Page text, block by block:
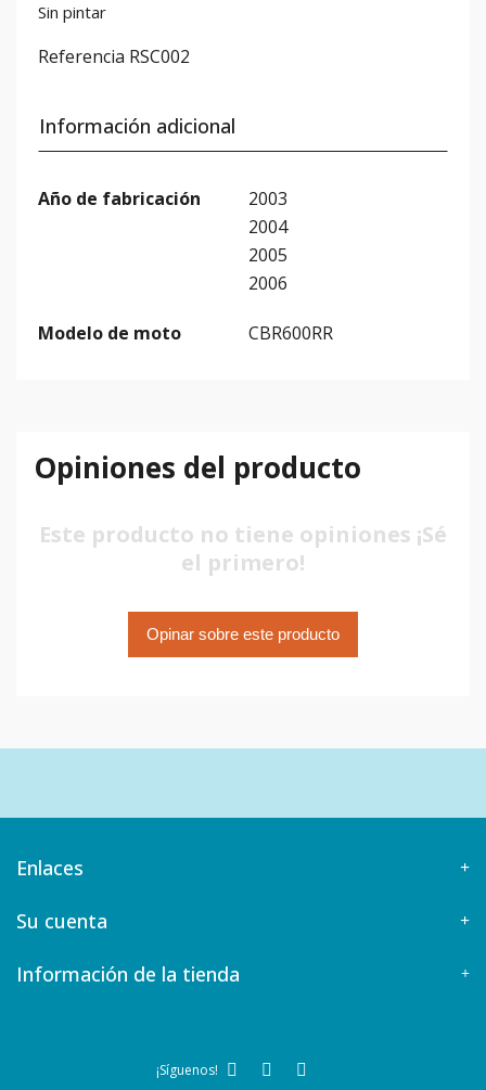
Sin pintar
Referencia RSC002
Información adicional
Año de fabricación
2003
2004
2005
2006
Modelo de moto CBR600RR
Opiniones del producto
Este producto no tiene opiniones ¡Sé
el primero!
Opinar sobre este producto
Enlaces
Su cuenta
Información de la tienda
¡Síguenos!